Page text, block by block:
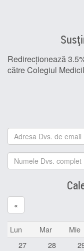
Redirecționează
către Colegiul
«
Lun Mar Mie
27
28